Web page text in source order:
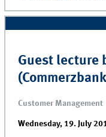
Guest lecture
Customer Management
Wednesday, 19. July